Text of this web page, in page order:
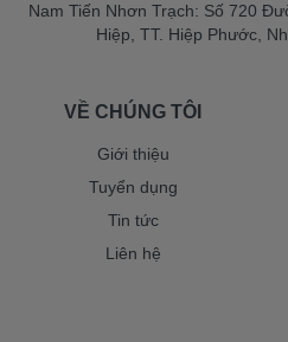
Nam Tiến Nhơn Trạch: Số 720
Hiệp, TT. Hiệp Phước,
VỀ CHÚNG TÔI
Giới thiệu
Tuyển dụng
Tin tức
Liên hệ